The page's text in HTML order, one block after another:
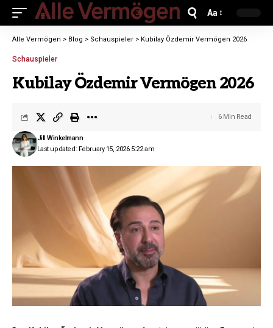
Aa
Alle Vermögen > Blog > Schauspieler > Kubilay Özdemir Vermögen 2026
Schauspieler
Kubilay Özdemir Vermögen 2026
Last updated: February 15, 2026 5:22 am
Jill Winkelmann
6 Min Read